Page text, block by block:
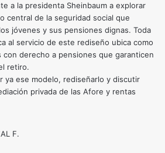
a la presidenta Sheinbaum a explorar
central de la seguridad social que
jóvenes y sus pensiones dignas. Toda
al servicio de este rediseño ubica como
con derecho a pensiones que garanticen
retiro.
ya ese modelo, rediseñarlo y discutir
privada de las Afore y rentas
F.